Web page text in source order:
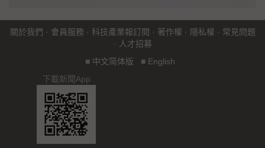
關於我們 · 會員服務 · 科技產業報訂閱 · 著作權 · 隱私權 · 常見問題
· 人才招募
■ 中文简体版 ■ English
下載新聞App